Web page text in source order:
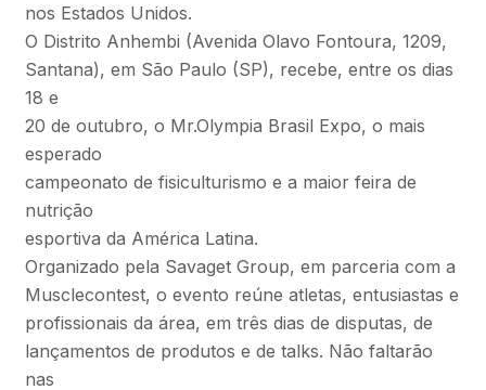
nos Estados Unidos.
O Distrito Anhembi (Avenida Olavo Fontoura, 1209,
Santana), em São Paulo (SP), recebe, entre os dias
18 e
20 de outubro, o Mr.Olympia Brasil Expo, o mais
esperado
campeonato de fisiculturismo e a maior feira de
nutrição
esportiva da América Latina.
Organizado pela Savaget Group, em parceria com a
Musclecontest, o evento reúne atletas, entusiastas e
profissionais da área, em três dias de disputas, de
lançamentos de produtos e de talks. Não faltarão
nas